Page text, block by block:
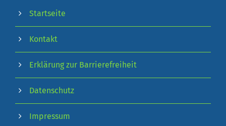
Startseite
Kontakt
Erklärung zur Barrierefreiheit
Datenschutz
Impressum